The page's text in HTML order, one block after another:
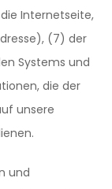
Internetseite,
(7) der
Systems und
die der
unsere
und